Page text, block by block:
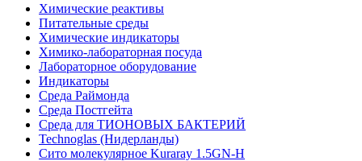
Химические реактивы
Питательные среды
Химические индикаторы
Химико-лабораторная посуда
Лабораторное оборудование
Индикаторы
Среда Раймонда
Среда Постгейта
Среда для ТИОНОВЫХ БАКТЕРИЙ
Technoglas (Нидерланды)
Сито молекулярное Kuraray 1.5GN-H